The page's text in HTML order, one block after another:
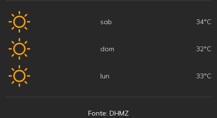
sab 34°C
dom 32°C
lun 33°C
Fonte: DHMZ